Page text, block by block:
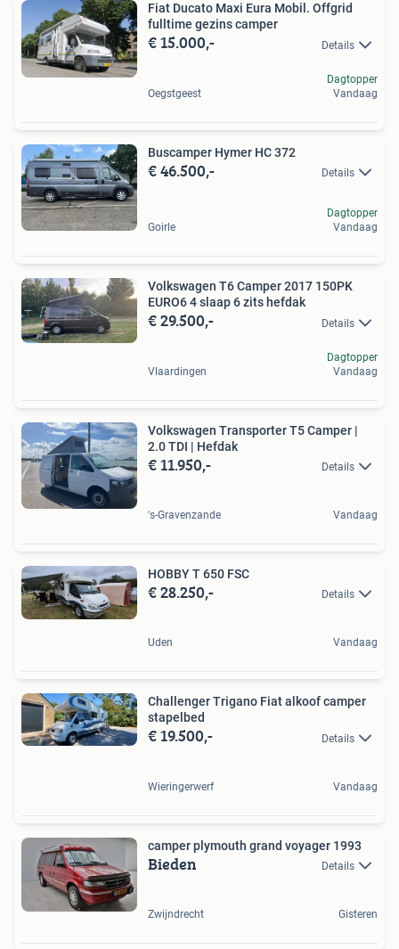
Fiat Ducato Maxi Eura Mobil. Offgrid
fulltime gezins camper
€ 15.000,- Details
Oegstgeest
Dagtopper
Vandaag
Buscamper Hymer HC 372
€ 46.500,- Details
Goirle
Dagtopper
Vandaag
Volkswagen T6 Camper 2017 150PK
EURO6 4 slaap 6 zits hefdak
€ 29.500,- Details
Vlaardingen
Dagtopper
Vandaag
Volkswagen Transporter T5 Camper |
2.0 TDI | Hefdak
€ 11.950,- Details
's-Gravenzande Vandaag
HOBBY T 650 FSC
€ 28.250,- Details
Uden Vandaag
Challenger Trigano Fiat alkoof camper
stapelbed
€ 19.500,- Details
Wieringerwerf Vandaag
camper plymouth grand voyager 1993
Bieden Details
Zwijndrecht Gisteren